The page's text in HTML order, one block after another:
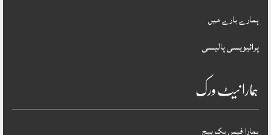
ہمارے بارے میں
پرائیویسی پالیسی
ہمارا نیٹ ورک
ہمارا فیس بک پیج